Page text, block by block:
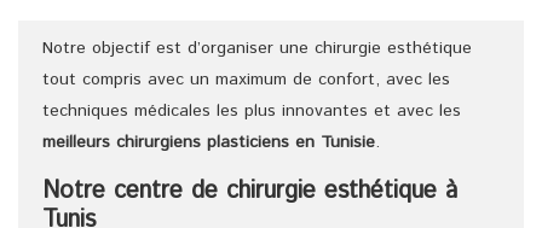
Notre objectif est d’organiser une chirurgie esthétique
tout compris avec un maximum de confort, avec les
techniques médicales les plus innovantes et avec les
meilleurs chirurgiens plasticiens en Tunisie.
Notre centre de chirurgie esthétique à
Tunis